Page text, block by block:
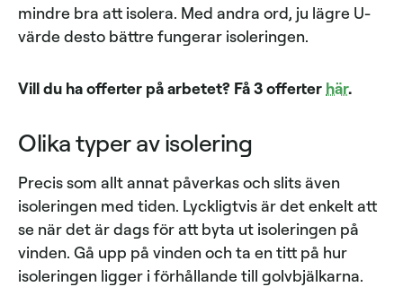
mindre bra att isolera. Med andra ord, ju lägre U-
värde desto bättre fungerar isoleringen.
Vill du ha offerter på arbetet? Få 3 offerter här.
Olika typer av isolering
Precis som allt annat påverkas och slits även
isoleringen med tiden. Lyckligtvis är det enkelt att
se när det är dags för att byta ut isoleringen på
vinden. Gå upp på vinden och ta en titt på hur
isoleringen ligger i förhållande till golvbjälkarna.